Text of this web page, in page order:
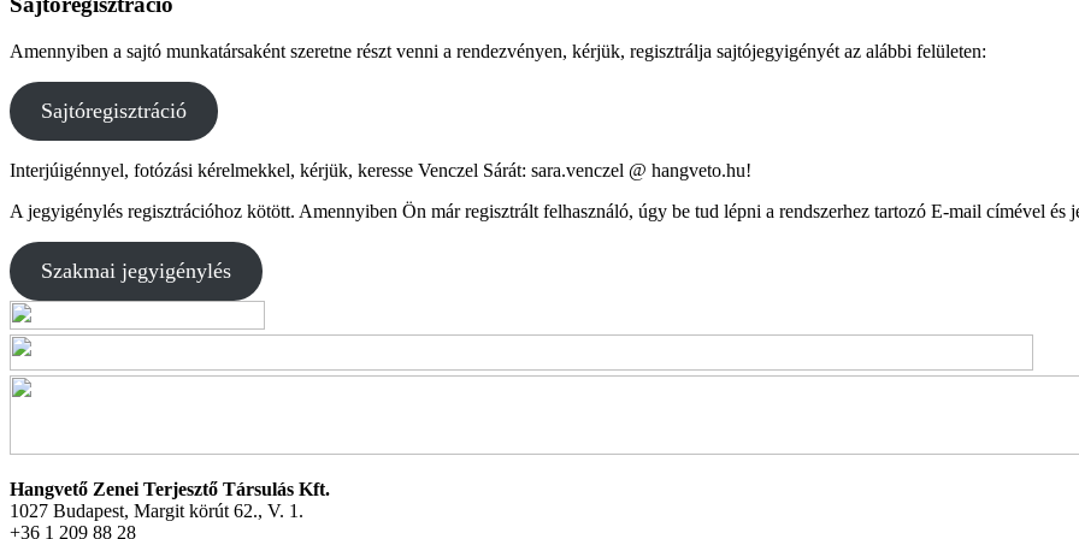
Amennyiben a sajtó munkatársaként szeretne részt venni a rendezvényen, kérjük, regisztrálja sajtójegyigényét az alábbi felületen:
Sajtóregisztráció
Interjúigénnyel, fotózási kérelmekkel, kérjük, keresse Venczel Sárát: sara.venczel @ hangveto.hu!
A jegyigénylés regisztrációhoz kötött. Amennyiben Ön már regisztrált felhasználó, úgy be tud lépni a rendszerhez tartozó E-mail címével és
Szakmai jegyigénylés
Hangvető Zenei Terjesztő Társulás Kft.
1027 Budapest, Margit körút 62., V. 1.
+36 1 209 88 28